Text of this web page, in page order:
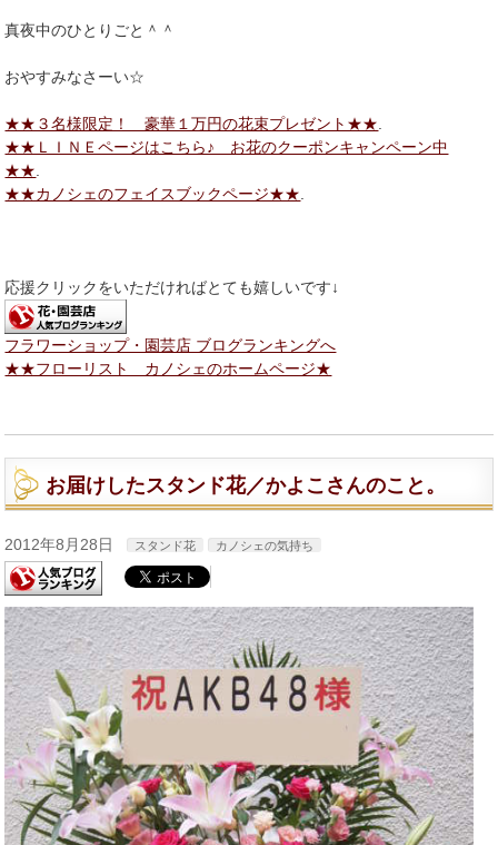
真夜中のひとりごと＾＾
おやすみなさーい☆
★★３名様限定！ 豪華１万円の花束プレゼント★★
★★ＬＩＮＥページはこちら♪ お花のクーポンキャンペーン中
★★
★★カノシェのフェイスブックページ★★
応援クリックをいただければとても嬉しいです↓
フラワーショップ・園芸店 ブログランキングへ
★★フローリスト カノシェのホームページ★
お届けしたスタンド花／かよこさんのこと。
2012年8月28日 スタンド花 カノシェの気持ち